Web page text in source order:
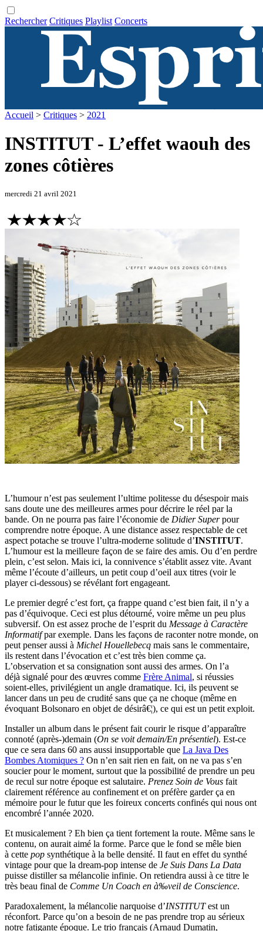
Rechercher Critiques Playlist Concerts
Accueil > Critiques > 2021
INSTITUT - L’effet waouh des
zones côtières
mercredi 21 avril 2021
L’humour n’est pas seulement l’ultime politesse du désespoir mais
sans doute une des meilleures armes pour décrire le réel par la
bande. On ne pourra pas faire l’économie de Didier Superpour
comprendre notre époque. A une distance assez respectable de cet
aspect potache se trouve l’ultra-moderne solitude d’INSTITUT.
L’humour est la meilleure façon de se faire des amis. Ou d’en perdre
plein, c’est selon. Mais ici, la connivence s’établit assez vite. Avant
même l’écoute d’ailleurs, un petit coup d’oeil aux titres (voir le
player ci-dessous) se révélant fort engageant.
Le premier degré c’est fort, ça frappe quand c’est bien fait, il n’y a
pas d’équivoque. Ceci est plus détourné, voire même un peu plus
subversif. On est assez proche de l’esprit du Message à Caractère
Informatifpar exemple. Dans les façons de raconter notre monde, on
peut penser aussi à Michel Houellebecq mais sans le commentaire,
ils restent dans l’évocation et c’est très bien comme ça.
L’observation et sa consignation sont aussi des armes. On l’a
déjà signalé pour des œuvres comme Frère Animal, si réussies
soient-elles, privilégient un angle dramatique. Ici, ils peuvent se
lancer dans un peu de crudité sans que ça ne choque (même en
évoquant Bolsonaro en objet de désirâ€¦), ce qui est un petit exploit.
Installer un album dans le présent fait courir le risque d’apparaître
connoté (après-)demain (On se voit demain/En présentiel). Est-ce
que ce sera dans 60 ans aussi insupportable que La Java Des
Bombes Atomiques ? On n’en sait rien en fait, on ne va pas s’en
soucier pour le moment, surtout que la possibilité de prendre un peu
de recul sur notre époque est salutaire. Prenez Soin de Vous fait
clairement référence au confinement et on préfère garder ça en
mémoire pour le futur que les foireux concerts confinés qui nous ont
encombré l’année 2020.
Et musicalement ? Eh bien ça tient fortement la route. Même sans le
contenu, on aurait aimé la forme. Parce que le fond se mêle bien
à cette pop synthétique à la belle densité. Il faut en effet du synthé
vintage pour que la dream-pop intense de Je Suis Dans La Data
puisse distiller sa mélancolie infinie. On retiendra aussi à ce titre le
très beau final de Comme Un Coach en à‰veil de Conscience.
Paradoxalement, la mélancolie narquoise d’INSTITUTest un
réconfort. Parce qu’on a besoin de ne pas prendre trop au sérieux
notre fatigante époque. Le trio français (Arnaud Dumatin,